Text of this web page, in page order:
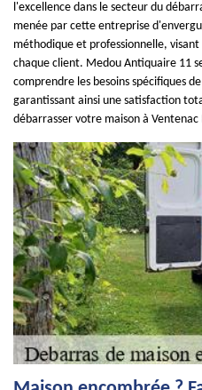
l'excellence dans le secteur du
menée par cette entreprise
méthodique et professionnelle,
chaque client. Medou Antiquaire 11
comprendre les besoins spécifiques
garantissant ainsi une satisfaction
débarrasser votre maison à Ventenac